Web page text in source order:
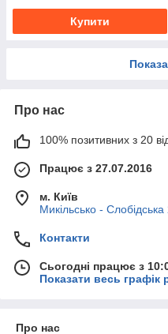
Купити
Про нас
100% позитивних з 20
Працює з 27.07.2016
м. Київ
Микільсько - Слобідська
Контакти
Сьогодні працює з
Показати весь графік
Про нас